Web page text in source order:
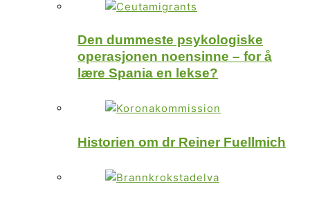
Den dummeste psykologiske
operasjonen noensinne – for å
lære Spania en lekse?
Historien om dr Reiner Fuellmich